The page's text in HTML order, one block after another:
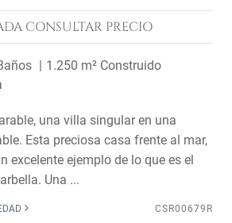
CONSULTAR PRECIO
1.250 m² Construido
una villa singular en una
Esta preciosa casa frente al mar,
excelente ejemplo de lo que es el
Una ...
CSR00679R